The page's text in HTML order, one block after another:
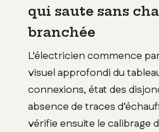
qui saute sans
branchée
L’électricien commence
visuel approfondi du
connexions, état des
absence de traces
vérifie ensuite le calibrage